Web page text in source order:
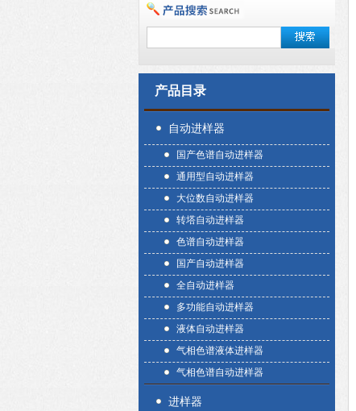
产品目录
自动进样器
国产色谱自动进样器
通用型自动进样器
大位数自动进样器
转塔自动进样器
色谱自动进样器
国产自动进样器
全自动进样器
多功能自动进样器
液体自动进样器
气相色谱液体进样器
气相色谱自动进样器
进样器